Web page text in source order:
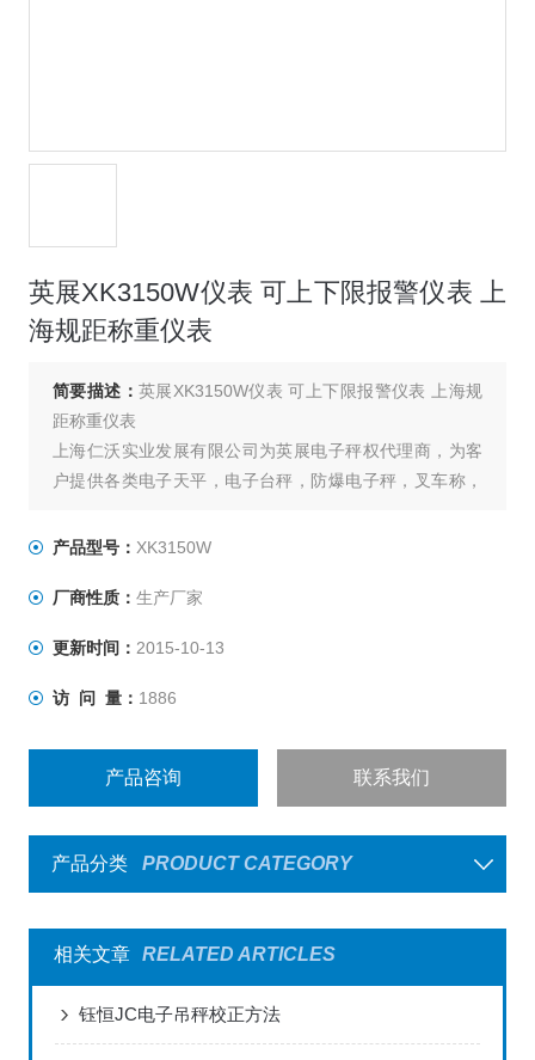
英展XK3150W仪表 可上下限报警仪表 上
海规距称重仪表
简要描述：英展XK3150W仪表 可上下限报警仪表 上海规
距称重仪表
上海仁沃实业发展有限公司为英展电子秤权代理商，为客
户提供各类电子天平，电子台秤，防爆电子秤，叉车称，
兴，昆山，杭州，南京，合肥，重庆，北京，天津，河北
产品型号： XK3150W
厂商性质： 生产厂家
更新时间： 2015-10-13
访 问 量： 1886
产品咨询 联系我们
产品分类 PRODUCT CATEGORY
相关文章 RELATED ARTICLES
钰恒JC电子吊秤校正方法